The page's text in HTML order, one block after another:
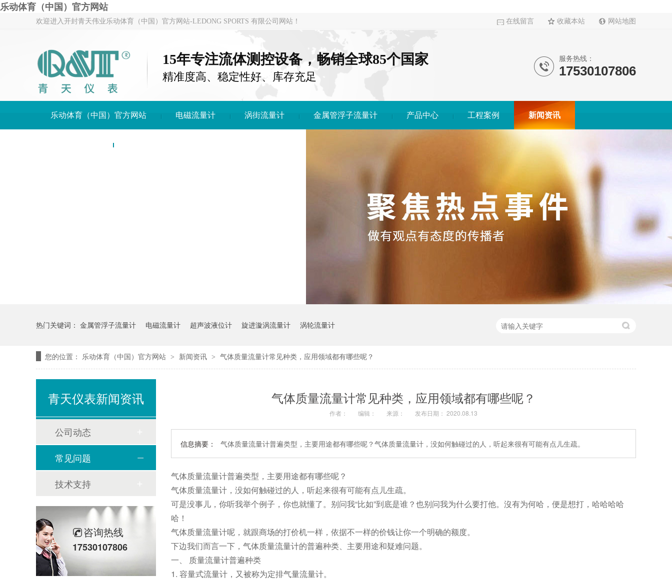
乐动体育（中国）官方网站
在线留言 收藏本站 网站地图
欢迎进入开封青天伟业乐动体育（中国）官方网站-LEDONG SPORTS 有限公司网站！
15年专注流体测控设备，畅销全球85个国家
精准度高、稳定性好、库存充足
服务热线：
17530107806
乐动体育（中国）官方网站 电磁流量计 涡街流量计 金属管浮子流量计 产品中心 工程案例 新闻资讯
热门关键词： 金属管浮子流量计 电磁流量计 超声波液位计 旋进漩涡流量计 涡轮流量计
您的位置： 乐动体育（中国）官方网站 > 新闻资讯 > 气体质量流量计常见种类，应用领域都有哪些呢？
气体质量流量计常见种类，应用领域都有哪些呢？
作者： 编辑： 来源： 发布日期： 2020.08.13
信息摘要： 气体质量流量计普遍类型，主要用途都有哪些呢？气体质量流量计，没如何触碰过的人，听起来很有可能有点儿生疏。
气体质量流量计普遍类型，主要用途都有哪些呢？
气体质量流量计，没如何触碰过的人，听起来很有可能有点儿生疏。
可是没事儿，你听我举个例子，你也就懂了。别问我“比如”到底是谁？也别问我为什么要打他。沒有为何哈，便是想打，哈哈哈哈
哈！
气体质量流量计呢，就跟商场的打价机一样，依据不一样的价钱让你一个明确的额度。
下边我们而言一下，气体质量流量计的普遍种类、主要用途和疑难问题。
一、 质量流量计普遍种类
1. 容量式流量计，又被称为定排气量流量计。
青天仪表新闻资讯
公司动态
常见问题
技术支持
咨询热线
17530107806